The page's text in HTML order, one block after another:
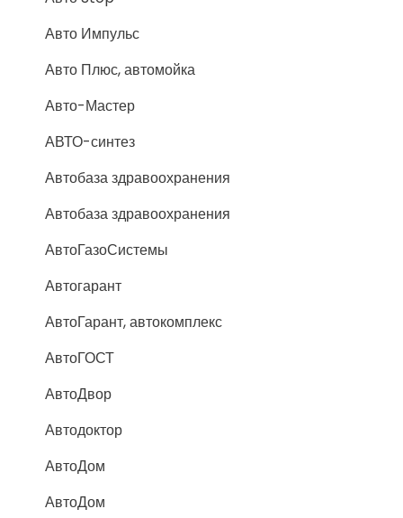
Авто Импульс
Авто Плюс, автомойка
Авто-Мастер
АВТО-синтез
Автобаза здравоохранения
Автобаза здравоохранения
АвтоГазоСистемы
Автогарант
АвтоГарант, автокомплекс
АвтоГОСТ
АвтоДвор
Автодоктор
АвтоДом
АвтоДом